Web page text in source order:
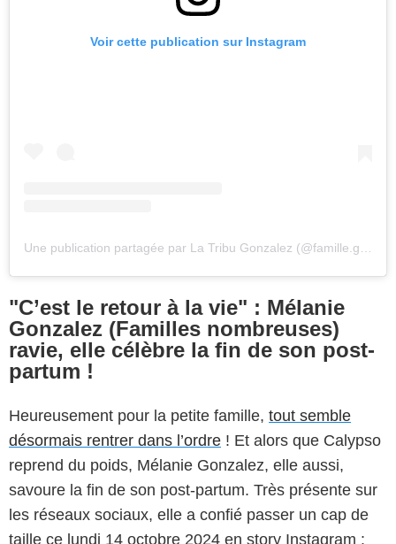
Voir cette publication sur Instagram
Une publication partagée par La Tribu Gonzalez (@famille.gonzalez.officiel)
"C’est le retour à la vie" : Mélanie
Gonzalez (Familles nombreuses)
ravie, elle célèbre la fin de son post-
partum !
Heureusement pour la petite famille, tout semble
désormais rentrer dans l’ordre ! Et alors que Calypso
reprend du poids, Mélanie Gonzalez, elle aussi,
savoure la fin de son post-partum. Très présente sur
les réseaux sociaux, elle a confié passer un cap de
taille ce lundi 14 octobre 2024 en story Instagram :